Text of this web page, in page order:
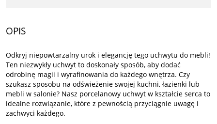
OPIS
Odkryj niepowtarzalny urok i elegancję tego uchwytu do mebli!
Ten niezwykły uchwyt to doskonały sposób, aby dodać
odrobinę magii i wyrafinowania do każdego wnętrza. Czy
szukasz sposobu na odświeżenie swojej kuchni, łazienki lub
mebli w salonie? Nasz porcelanowy uchwyt w kształcie serca to
idealne rozwiązanie, które z pewnością przyciągnie uwagę i
zachwyci każdego.